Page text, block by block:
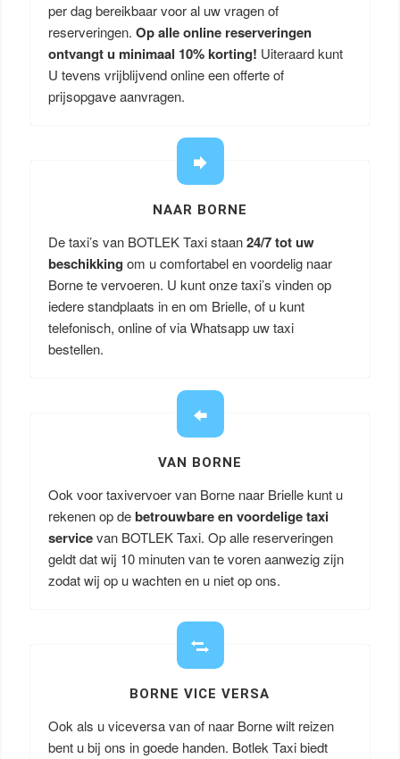
per dag bereikbaar voor al uw vragen of
reserveringen. Op alle online reserveringen
ontvangt u minimaal 10% korting! Uiteraard kunt
U tevens vrijblijvend online een offerte of
prijsopgave aanvragen.
NAAR BORNE
De taxi’s van BOTLEK Taxi staan24/7 tot uw
beschikking om u comfortabel en voordelig naar
Borne te vervoeren. U kunt onze taxi’s vinden op
iedere standplaats in en om Brielle, of u kunt
telefonisch, online of via Whatsapp uw taxi
bestellen.
VAN BORNE
Ook voor taxivervoer van Borne naar Brielle kunt u
rekenen op debetrouwbare en voordelige taxi
servicevan BOTLEK Taxi. Op alle reserveringen
geldt dat wij 10 minuten van te voren aanwezig zijn
zodat wij op u wachten en u niet op ons.
BORNE VICE VERSA
Ook als u viceversa van of naar Borne wilt reizen
bent u bij ons in goede handen. Botlek Taxi biedt